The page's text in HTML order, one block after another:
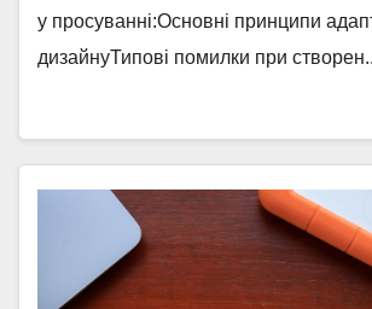
у просуванні:Основні принципи
дизайнуТипові помилки при